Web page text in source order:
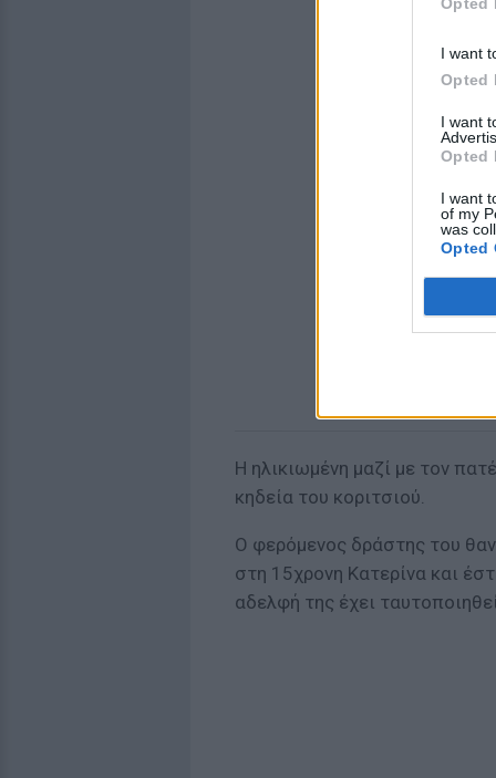
I want
Opted
I want
Opted
I want
of my
was
Opted
Η ηλικιωμένη μαζί με τον
κηδεία του κοριτσιού.
Ο φερόμενος δράστης του
στη 15χρονη Κατερίνα και
αδελφή της έχει